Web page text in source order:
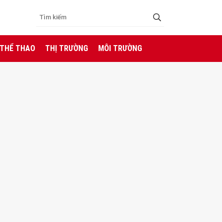
THAO THỊ TRƯỜNG MÔI TRƯỜNG